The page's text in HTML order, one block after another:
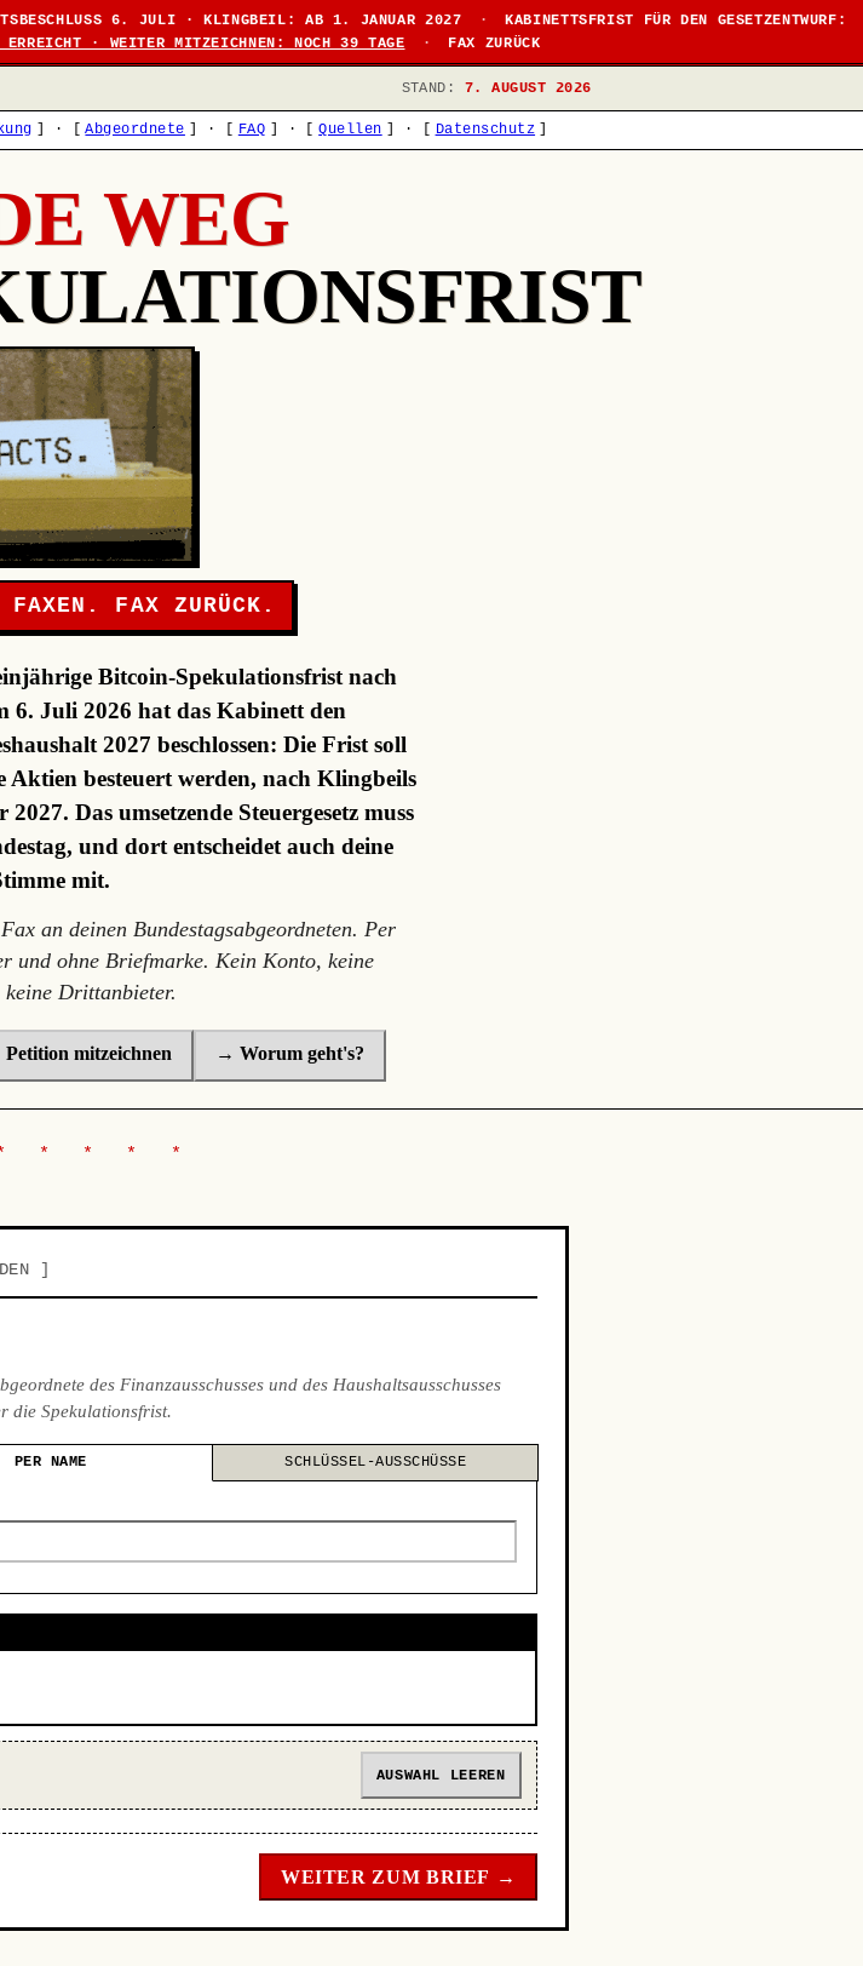
6. JULI · KLINGBEIL: AB 1. JANUAR 2027 ·
KABINETTSFRIST FÜR DEN GESETZENTWURF:
· WEITER MITZEICHNEN: NOCH 39 TAGE · FAX ZURÜCK
STAND: 7. AUGUST 2026
· Abgeordnete · FAQ · Quellen · Datenschutz
WEG
FAXEN. FAX ZURÜCK.
Bitcoin-Spekulationsfrist nach
6. Juli 2026 hat das Kabinett den
2027 beschlossen: Die Frist soll
besteuert werden, nach Klingbeils
Das umsetzende Steuergesetz muss
und dort entscheidet auch deine
mit.
an deinen Bundestagsabgeordneten. Per
und ohne Briefmarke. Kein Konto, keine
keine Drittanbieter.
mitzeichnen → Worum geht's?
des Finanzausschusses und des Haushaltsausschusses
die Spekulationsfrist.
PER NAME SCHLÜSSEL-AUSSCHÜSSE
AUSWAHL LEEREN
WEITER ZUM BRIEF →